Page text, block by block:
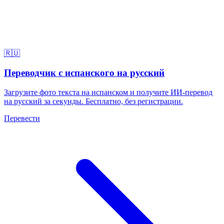
🇷🇺
Переводчик с испанского на русский
Загрузите фото текста на испанском и получите ИИ-перевод
на русский за секунды. Бесплатно, без регистрации.
Перевести